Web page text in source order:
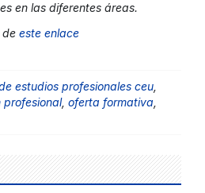
en las diferentes áreas.
de este enlace
estudios profesionales ceu
profesional, oferta formativa